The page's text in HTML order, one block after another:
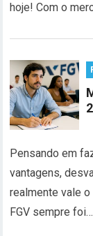
hoje! Com o
Pensando em
vantagens,
realmente vale
FGV sempre foi…